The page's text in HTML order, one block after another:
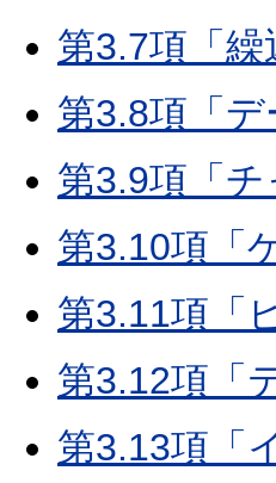
第3.7項「
第3.8項「
第3.9項「
第3.10項「
第3.11項「
第3.12項「
第3.13項「